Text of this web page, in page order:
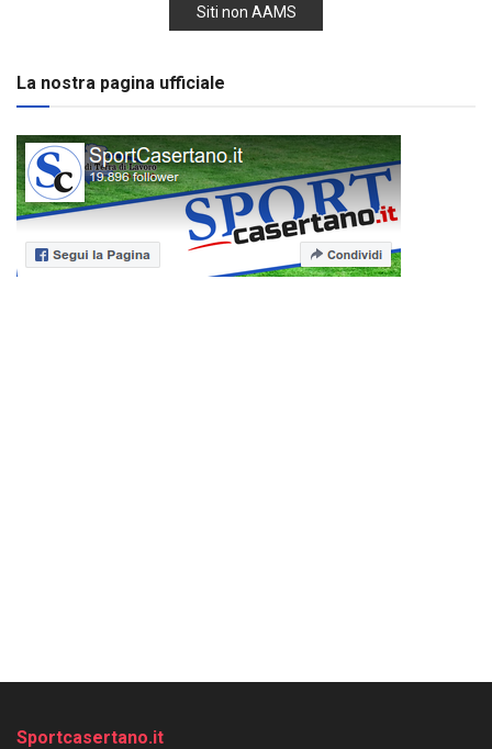
Siti non AAMS
La nostra pagina ufficiale
Sportcasertano.it